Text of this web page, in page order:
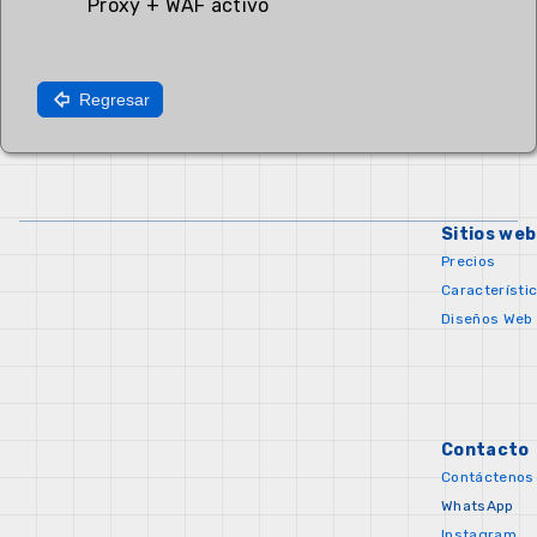
Proxy + WAF activo
Regresar
Sitios web
Precios
Diseños Web
Contacto
Contáctenos
WhatsApp